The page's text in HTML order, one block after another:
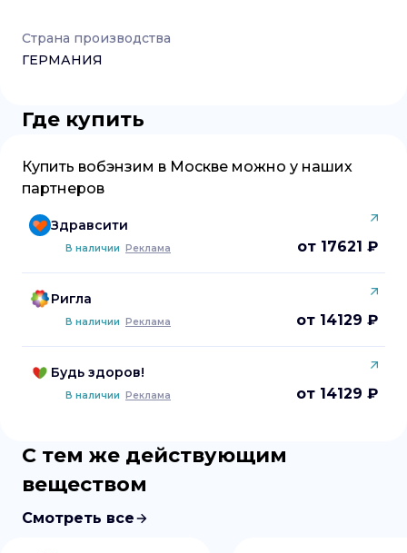
Страна производства
ГЕРМАНИЯ
Где купить
Купить вобэнзим в Москве можно у наших
партнеров
Здравсити
от 17621 ₽
В наличии Реклама
Ригла
от 14129 ₽
В наличии Реклама
Будь здоров!
от 14129 ₽
В наличии Реклама
С тем же действующим
веществом
Смотреть все